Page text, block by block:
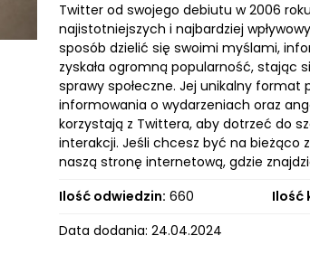
Twitter od swojego debiutu w 2006
najistotniejszych i najbardziej
sposób dzielić się swoimi myślami,
zyskała ogromną popularność, stając
sprawy społeczne. Jej unikalny
informowania o wydarzeniach oraz
korzystają z Twittera, aby dotrzeć do
interakcji. Jeśli chcesz być na bieżąco
naszą stronę internetową, gdzie
Ilość odwiedzin: 660 Ilość
Data dodania: 24.04.2024